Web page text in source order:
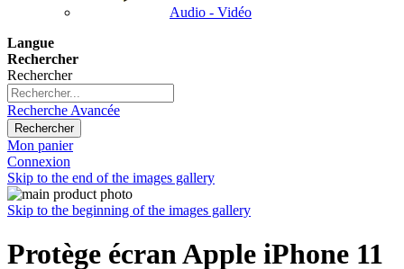
Audio - Vidéo
Langue
Rechercher
Rechercher
Recherche Avancée
Rechercher
Mon panier
Connexion
Skip to the end of the images gallery
Skip to the beginning of the images gallery
Protège écran Apple iPhone 11